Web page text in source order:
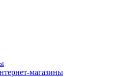
магазины